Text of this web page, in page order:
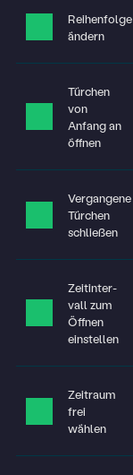
Reihenfolge
ändern
Türchen
von
Anfang an
öffnen
Vergangene
Türchen
schließen
Zeitinter­
vall zum
Öffnen
einstellen
Zeitraum
frei
wählen